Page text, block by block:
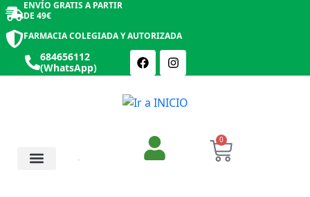
ENVÍO GRATIS A PARTIR
DE 49€
FARMACIA COLEGIADA Y AUTORIZADA
684656112
(WhatsApp)
0